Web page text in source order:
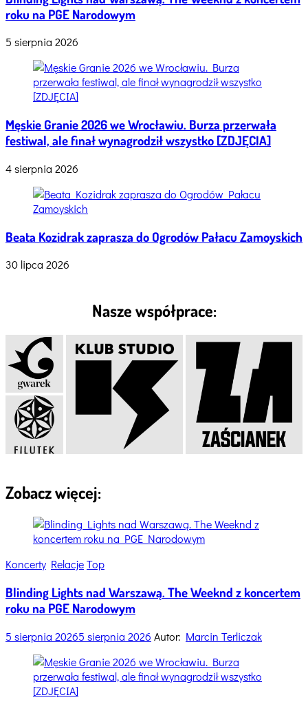
roku na PGE Narodowym
5 sierpnia 2026
Męskie Granie 2026 we Wrocławiu. Burza przerwała
festiwal, ale finał wynagrodził wszystko [ZDJĘCIA]
4 sierpnia 2026
Beata Kozidrak zaprasza do Ogrodów Pałacu Zamoyskich
30 lipca 2026
Nasze współprace:
Zobacz więcej:
Categories
Koncerty RelacjeTop
Blinding Lights nad Warszawą. The Weeknd z koncertem
roku na PGE Narodowym
5 sierpnia 20265 sierpnia 2026 Autor: Marcin Terliczak